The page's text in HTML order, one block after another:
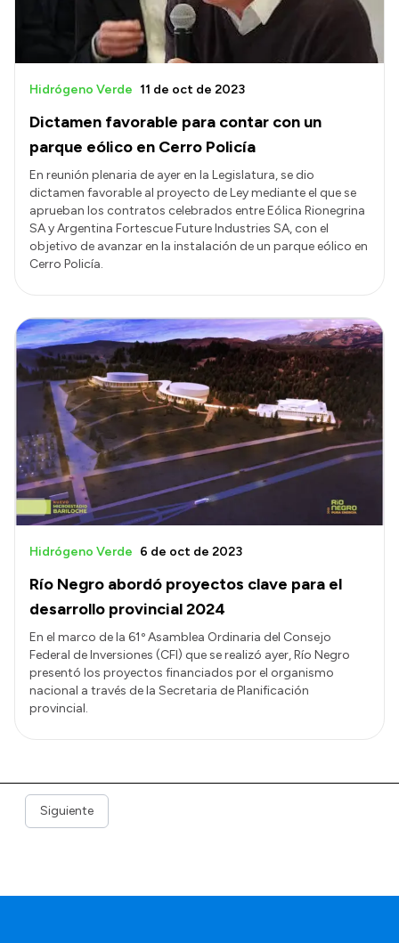
Dictamen favorable para contar con un
parque eólico en Cerro Policía
Hidrógeno Verde 11 de oct de 2023
En reunión plenaria de ayer en la Legislatura, se dio
dictamen favorable al proyecto de Ley mediante el que se
aprueban los contratos celebrados entre Eólica Rionegrina
SA y Argentina Fortescue Future Industries SA, con el
objetivo de avanzar en la instalación de un parque eólico en
Cerro Policía.
Río Negro abordó proyectos clave para el
desarrollo provincial 2024
Hidrógeno Verde 6 de oct de 2023
En el marco de la 61º Asamblea Ordinaria del Consejo
Federal de Inversiones (CFI) que se realizó ayer, Río Negro
presentó los proyectos financiados por el organismo
nacional a través de la Secretaria de Planificación
provincial.
Siguiente